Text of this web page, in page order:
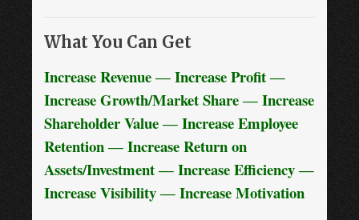
What You Can Get
Increase Revenue ― Increase Profit ―
Increase Growth/Market Share ― Increase
Shareholder Value ― Increase Employee
Retention ― Increase Return on
Assets/Investment ― Increase Efficiency ―
Increase Visibility ― Increase Motivation